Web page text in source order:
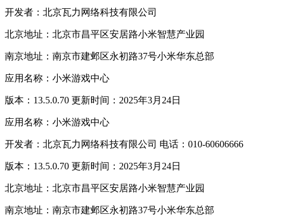
开发者：北京瓦力网络科技有限公司
北京地址：北京市昌平区安居路小米智慧产业园
南京地址：南京市建邺区永初路37号小米华东总部
应用名称：小米游戏中心
版本：13.5.0.70 更新时间：2025年3月24日
应用名称：小米游戏中心
开发者：北京瓦力网络科技有限公司 电话：010-60606666
版本：13.5.0.70 更新时间：2025年3月24日
北京地址：北京市昌平区安居路小米智慧产业园
南京地址：南京市建邺区永初路37号小米华东总部